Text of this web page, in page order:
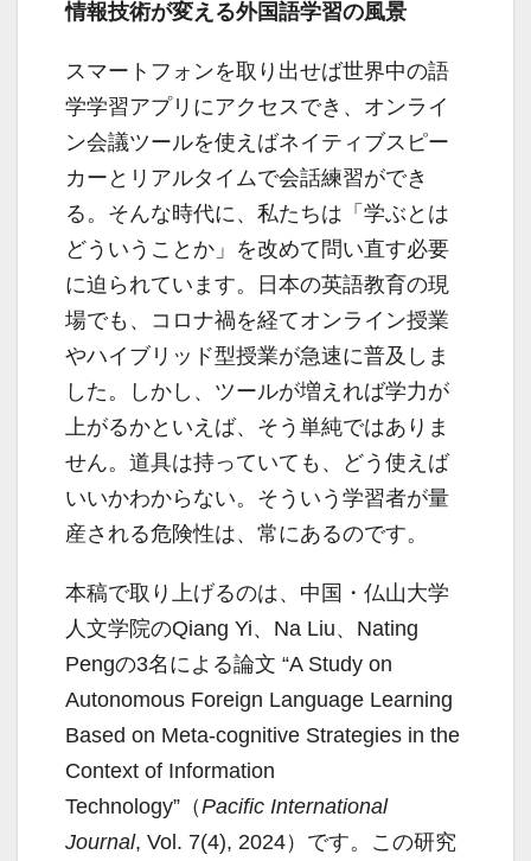
情報技術が変える外国語学習の風景
スマートフォンを取り出せば世界中の語
学学習アプリにアクセスでき、オンライ
ン会議ツールを使えばネイティブスピー
カーとリアルタイムで会話練習ができ
る。そんな時代に、私たちは「学ぶとは
どういうことか」を改めて問い直す必要
に迫られています。日本の英語教育の現
場でも、コロナ禍を経てオンライン授業
やハイブリッド型授業が急速に普及しま
した。しかし、ツールが増えれば学力が
上がるかといえば、そう単純ではありま
せん。道具は持っていても、どう使えば
いいかわからない。そういう学習者が量
産される危険性は、常にあるのです。
本稿で取り上げるのは、中国・仏山大学
人文学院のQiang Yi、Na Liu、Nating
Pengの3名による論文 “A Study on
Autonomous Foreign Language Learning
Based on Meta-cognitive Strategies in the
Context of Information
Technology”（Pacific International
Journal, Vol. 7(4), 2024）です。この研究